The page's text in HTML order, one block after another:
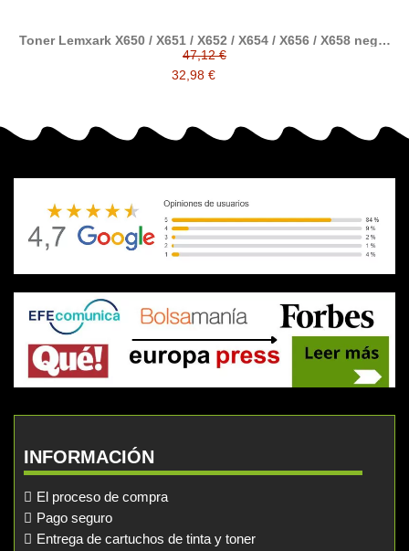
Toner Lemxark X650 / X651 / X652 / X654 / X656 / X658 negro
compatible generico a Lexmark 0X651H11E / X654X11E
47,12 €
32,98 €
INFORMACIÓN
El proceso de compra
Pago seguro
Entrega de cartuchos de tinta y toner